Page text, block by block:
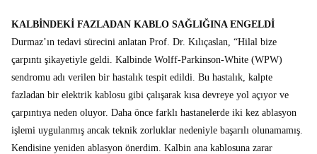
KALBİNDEKİ FAZLADAN KABLO SAĞLIĞINA ENGELDİ
Durmaz’ın tedavi sürecini anlatan Prof. Dr. Kılıçaslan, “Hilal bize
çarpıntı şikayetiyle geldi. Kalbinde Wolff-Parkinson-White (WPW)
sendromu adı verilen bir hastalık tespit edildi. Bu hastalık, kalpte
fazladan bir elektrik kablosu gibi çalışarak kısa devreye yol açıyor ve
çarpıntıya neden oluyor. Daha önce farklı hastanelerde iki kez ablasyon
işlemi uygulanmış ancak teknik zorluklar nedeniyle başarılı olunamamış.
Kendisine yeniden ablasyon önerdim. Kalbin ana kablosuna zarar